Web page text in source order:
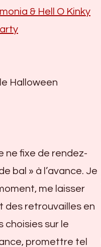
& Hell O Kinky
Halloween
ne fixe de rendez-
bal » à l’avance. Je
me laisser
des retrouvailles en
choisies sur le
promettre tel